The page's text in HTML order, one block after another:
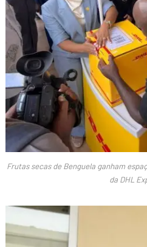
Frutas secas de Benguela ganham
da DHL